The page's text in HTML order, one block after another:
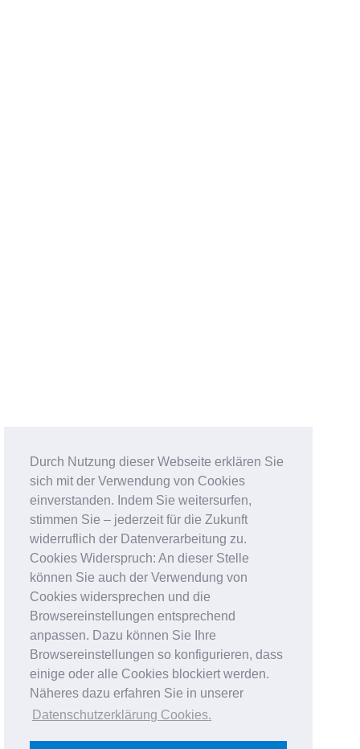
Durch Nutzung dieser Webseite erklären Sie
sich mit der Verwendung von Cookies
einverstanden. Indem Sie weitersurfen,
stimmen Sie – jederzeit für die Zukunft
widerruflich der Datenverarbeitung zu.
Cookies Widerspruch: An dieser Stelle
können Sie auch der Verwendung von
Cookies widersprechen und die
Browsereinstellungen entsprechend
anpassen. Dazu können Sie Ihre
Browsereinstellungen so konfigurieren, dass
einige oder alle Cookies blockiert werden.
Näheres dazu erfahren Sie in unserer
Datenschutzerklärung Cookies.